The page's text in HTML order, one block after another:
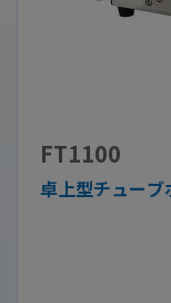
FT1100
卓上型チュー